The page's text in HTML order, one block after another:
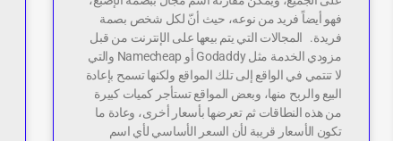
فهو أيضاً فريد من نوعه، حيث أنّ لكل شخص بصمة
فريدة. المجالات التي يتم بيعها على الإنترنت من قبل
مزودي الخدمة مثل Godaddy أو Namecheap والتي
لا تنتمي في الواقع إلى تلك المواقع ولكنها تسمح بإعادة
البيع والربح منها، وبعض المواقع تستأجر كميات كبيرة
من هذه النطاقات ثم تعرضها بأسعار أخرى، وعادة ما
تكون الأسعار قريبة لأن السعر الأساسي لأي اسم